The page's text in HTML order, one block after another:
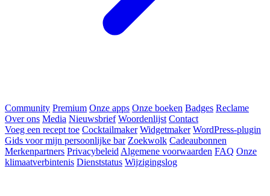
Community Premium Onze apps Onze boeken Badges Reclame
Over ons Media Nieuwsbrief Woordenlijst Contact
Voeg een recept toe Cocktailmaker Widgetmaker WordPress-plugin
Gids voor mijn persoonlijke bar Zoekwolk Cadeaubonnen
Merkenpartners Privacybeleid Algemene voorwaarden FAQ Onze
klimaatverbintenis Dienststatus Wijzigingslog